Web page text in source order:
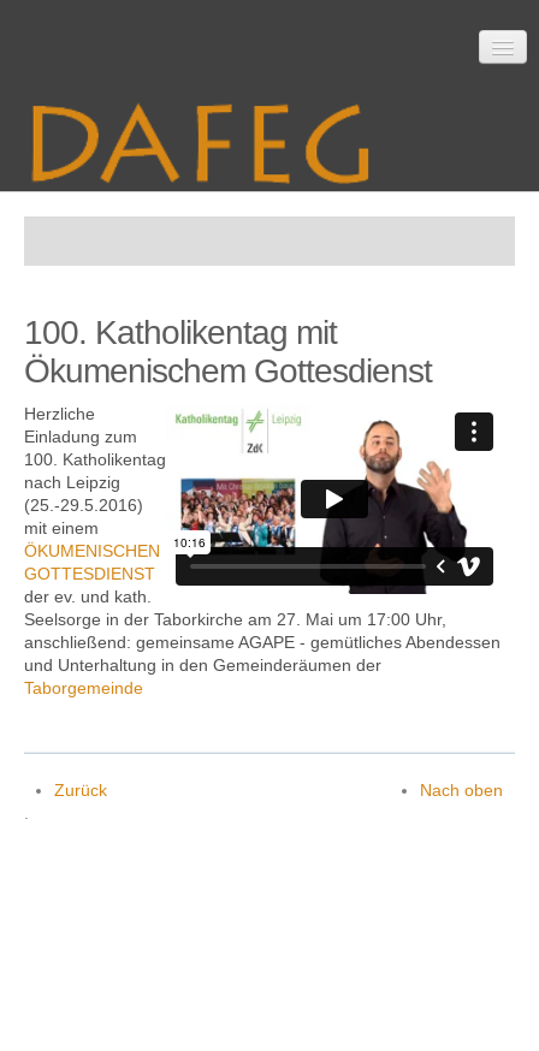
Mitarbeit
Material
Themen
Kontakt
100. Katholikentag mit
Ökumenischem Gottesdienst
Herzliche
Einladung zum
100. Katholikentag
nach Leipzig
(25.-29.5.2016)
mit einem
ÖKUMENISCHEN
GOTTESDIENST
der ev. und kath.
Seelsorge in der Taborkirche am 27. Mai um 17:00 Uhr,
anschließend: gemeinsame AGAPE ‐ gemütliches Abendessen
und Unterhaltung in den Gemeinderäumen der
Taborgemeinde
Zurück
Nach oben